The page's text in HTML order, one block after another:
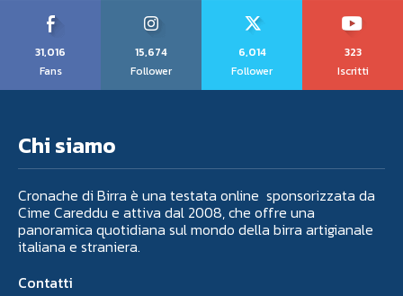
31,016
Fans
15,674
Follower
6,014
Follower
323
Iscritti
Chi siamo
Cronache di Birra è una testata online sponsorizzata da
Cime Careddu e attiva dal 2008, che offre una
panoramica quotidiana sul mondo della birra artigianale
italiana e straniera.
Contatti